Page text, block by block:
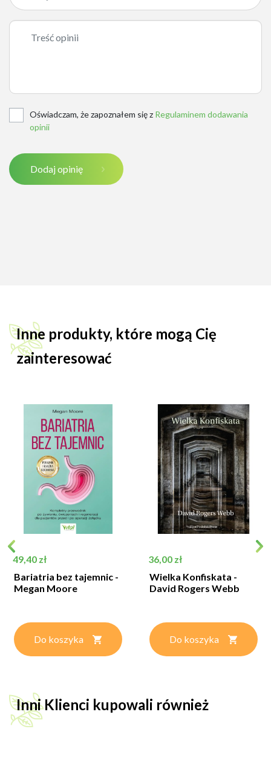
Oświadczam, że zapoznałem się z Regulaminem dodawania
opinii
Dodaj opinię
Inne produkty, które mogą Cię
zainteresować
Cena
49,40 zł
Bariatria bez tajemnic -
Megan Moore
Do koszyka
Cena
36,00 zł
Wielka Konfiskata -
David Rogers Webb
Do koszyka
Inni Klienci kupowali również